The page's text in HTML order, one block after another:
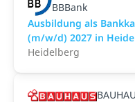
BBBank
Ausbildung als
(m/w/d) 2027 in
Heidelberg